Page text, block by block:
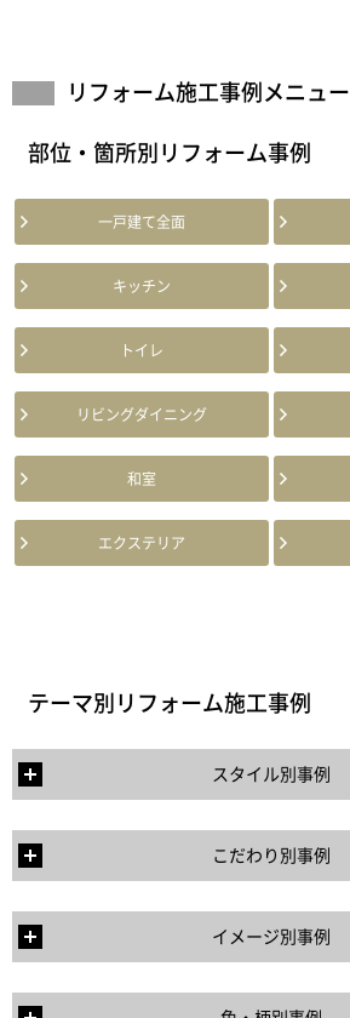
リフォーム施工事例メニュー
部位・箇所別リフォーム事例
一戸建て全面
キッチン
トイレ
リビングダイニング
和室
エクステリア
テーマ別リフォーム施工事例
スタイル別事例
こだわり別事例
イメージ別事例